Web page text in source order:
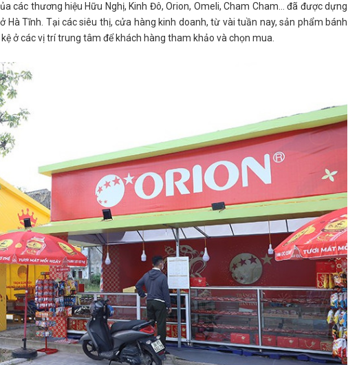
các thương hiệu Hữu Nghị, Kinh Đô, Orion, Omeli, Cham Cham… đã được dựng
Hà Tĩnh. Tại các siêu thị, cửa hàng kinh doanh, từ vài tuần nay, sản phẩm bánh
ở các vị trí trung tâm để khách hàng tham khảo và chọn mua.